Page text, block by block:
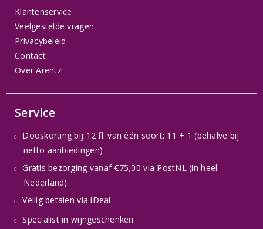
Klantenservice
Veelgestelde vragen
Privacybeleid
Contact
Over Arentz
Service
Dooskorting bij 12 fl. van één soort: 11 + 1 (behalve bij
netto aanbiedingen)
Gratis bezorging vanaf €75,00 via PostNL (in heel
Nederland)
Veilig betalen via iDeal
Specialist in wijngeschenken